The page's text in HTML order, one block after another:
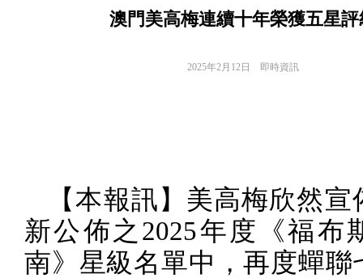
澳門美高梅連續十年榮獲五星評
2025年2月12日 即時資訊
【本報訊】美高梅欣然
新公佈之 2025年度《福布
南》星級名單中，再度蟬聯